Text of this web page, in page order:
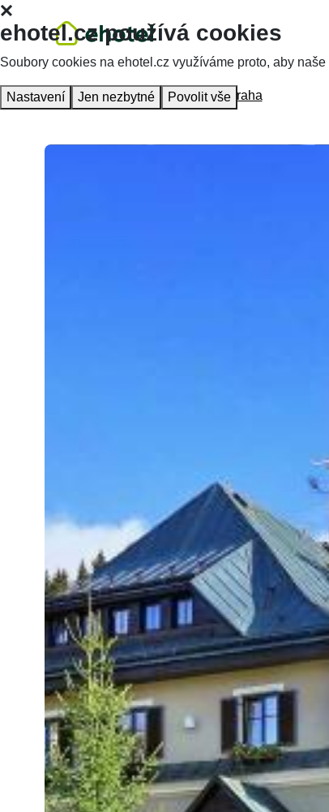
Hlavní stránka Ubytování Hotel Praha
ehotel.cz používá cookies
Soubory cookies na ehotel.cz využíváme proto, aby
Nastavení Jen nezbytné Povolit vše